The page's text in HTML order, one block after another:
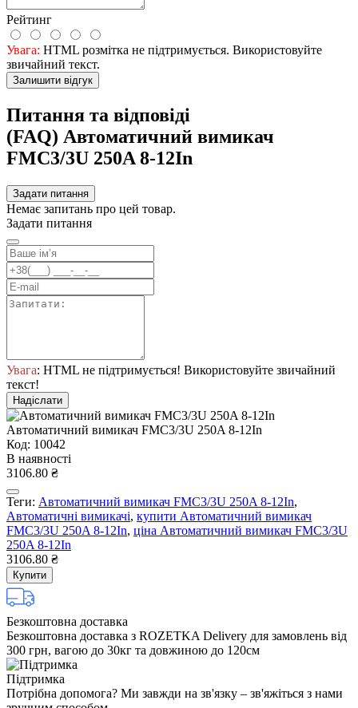
Рейтинг
Увага: HTML розмітка не підтримується. Використовуйте
звичайний текст.
Залишити відгук
Питання та відповіді
(FAQ) Автоматичний вимикач
FMC3/3U 250A 8-12In
Задати питання
Немає запитань про цей товар.
Задати питання
Увага: HTML не підтримується! Використовуйте звичайний
текст!
Надіслати
Автоматичний вимикач FMC3/3U 250A 8-12In
Код: 10042
В наявності
3106.80 ₴
Теги: Автоматичний вимикач FMC3/3U 250A 8-12In,
Автоматичні вимикачі, купити Автоматичний вимикач
FMC3/3U 250A 8-12In, ціна Автоматичний вимикач FMC3/3U
250A 8-12In
3106.80 ₴
Купити
Безкоштовна доставка
Безкоштовна доставка з ROZETKA Delivery для замовлень від
300 грн, вагою до 30кг та довжиною до 120см
Підтримка
Потрібна допомога? Ми завжди на зв'язку – зв'яжіться з нами